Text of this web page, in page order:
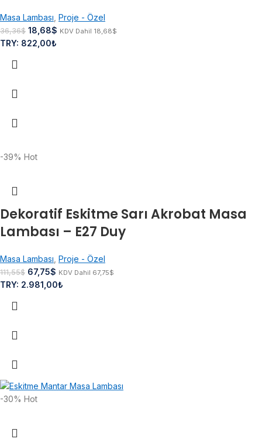
Masa Lambası Proje - Özel
36,36$ 18,68$ KDV Dahil 18,68$
TRY: 822,00₺
-39% Hot
Dekoratif Eskitme Sarı Akrobat Masa
Lambası – E27 Duy
Masa Lambası Proje - Özel
111,55$ 67,75$ KDV Dahil 67,75$
TRY: 2.981,00₺
-30% Hot